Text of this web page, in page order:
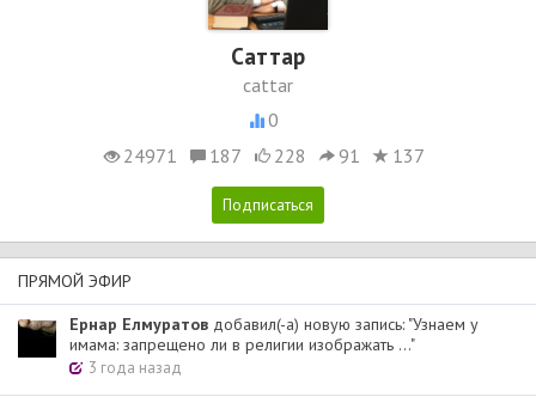
Cаттар
cattar
0
24971
187 228 91 137
ПРЯМОЙ ЭФИР
Ернар Елмуратов добавил(-а) новую запись: "Узнаем у
имама: запрещено ли в религии изображать ..."
3 года назад